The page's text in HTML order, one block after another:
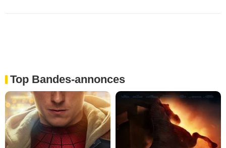
Top Bandes-annonces